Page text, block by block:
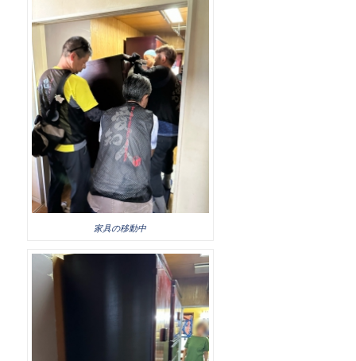
家具の移動中